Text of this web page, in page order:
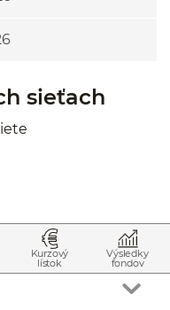
sieťach
Kurzový
lístok
Výsledky
fondov